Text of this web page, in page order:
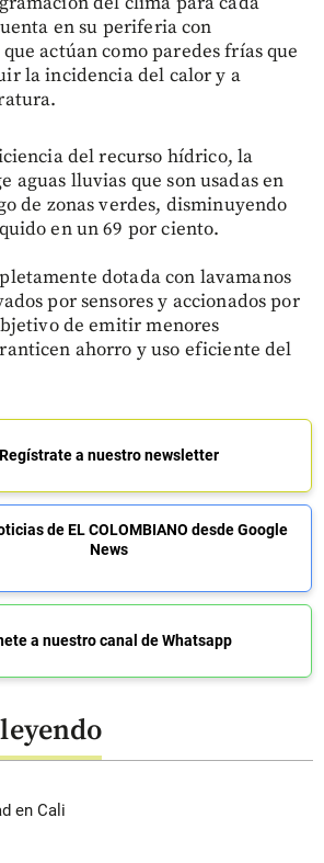
en su periferia con
actúan como paredes frías que
la incidencia del calor y a
del recurso hídrico, la
aguas lluvias que son usadas en
de zonas verdes, disminuyendo
en un 69 por ciento.
dotada con lavamanos
por sensores y accionados por
de emitir menores
ahorro y uso eficiente del
Regístrate a nuestro newsletter
de EL COLOMBIANO desde Google
News
a nuestro canal de Whatsapp
en Cali